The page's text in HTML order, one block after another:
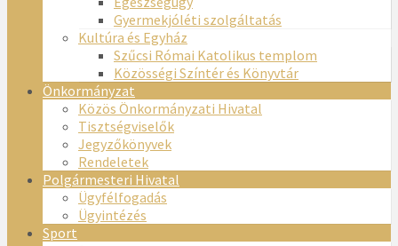
Gyermekjóléti szolgáltatás
Kultúra és Egyház
Szűcsi Római Katolikus templom
Közösségi Színtér és Könyvtár
Önkormányzat
Közös Önkormányzati Hivatal
Tisztségviselők
Jegyzőkönyvek
Rendeletek
Polgármesteri Hivatal
Ügyfélfogadás
Ügyintézés
Sport